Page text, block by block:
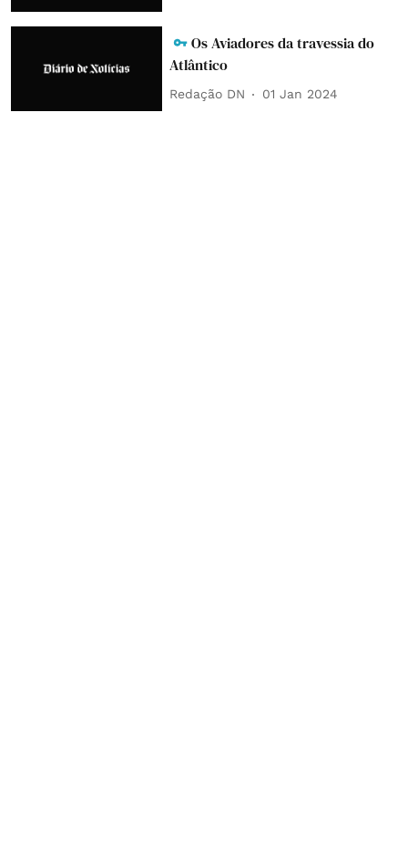
Os Aviadores da travessia do
Atlântico
Redação DN 01 Jan 2024